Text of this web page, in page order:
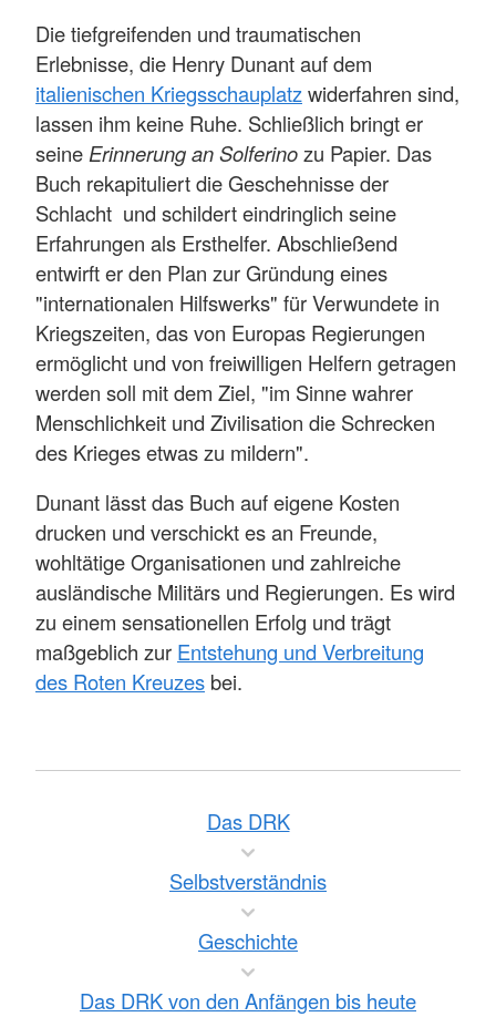
Die tiefgreifenden und traumatischen
Erlebnisse, die Henry Dunant auf dem
italienischen Kriegsschauplatzwiderfahren sind,
lassen ihm keine Ruhe. Schließlich bringt er
seine Erinnerung an Solferinozu Papier. Das
Buch rekapituliert die Geschehnisse der
Schlacht und schildert eindringlich seine
Erfahrungen als Ersthelfer. Abschließend
entwirft er den Plan zur Gründung eines
"internationalen Hilfswerks" für Verwundete in
Kriegszeiten, das von Europas Regierungen
ermöglicht und von freiwilligen Helfern getragen
werden soll mit dem Ziel, "im Sinne wahrer
Menschlichkeit und Zivilisation die Schrecken
des Krieges etwas zu mildern".
Dunant lässt das Buch auf eigene Kosten
drucken und verschickt es an Freunde,
wohltätige Organisationen und zahlreiche
ausländische Militärs und Regierungen. Es wird
zu einem sensationellen Erfolg und trägt
maßgeblich zur Entstehung und Verbreitung
des Roten Kreuzes bei.
Das DRK
Selbstverständnis
Geschichte
Das DRK von den Anfängen bis heute